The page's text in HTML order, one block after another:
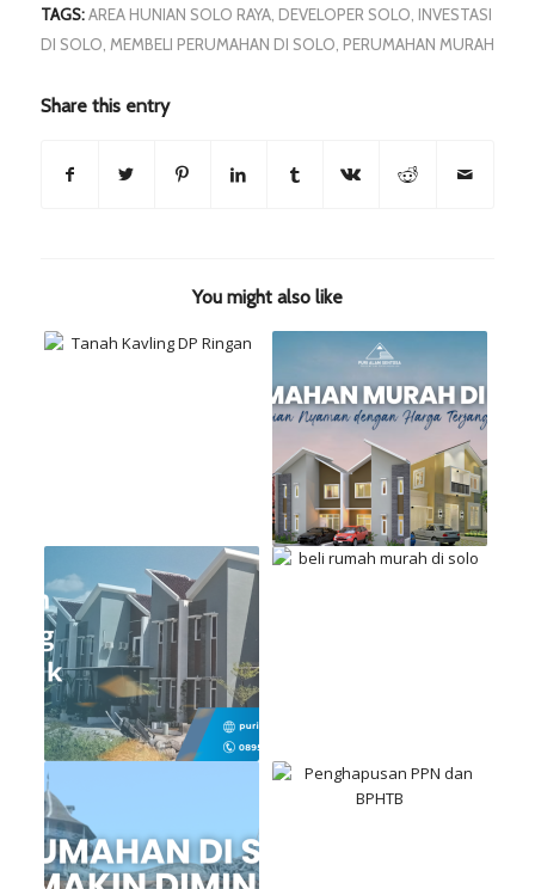
TAGS: AREA HUNIAN SOLO RAYA, DEVELOPER SOLO INVESTASI
DI SOLO MEMBELI PERUMAHAN DI SOLO PERUMAHAN MURAH
Share this entry
You might also like